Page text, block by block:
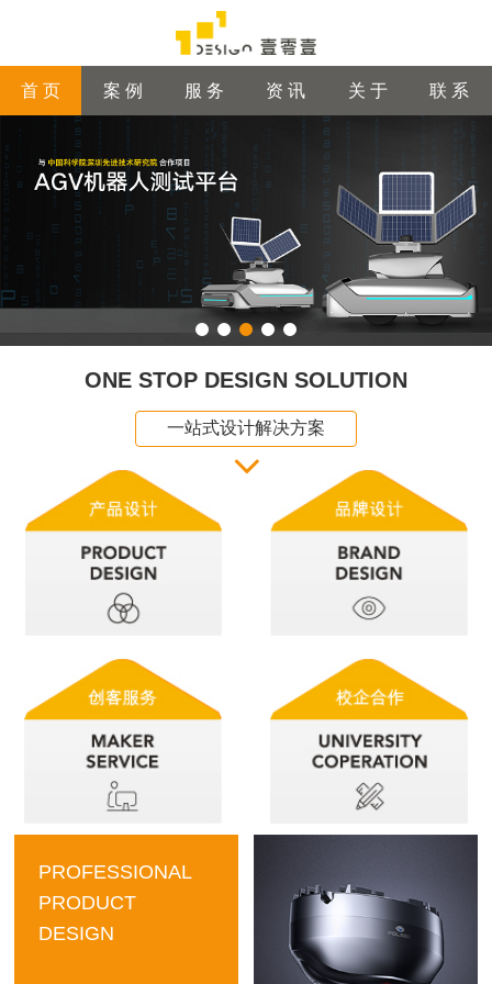
首 页 案 例 服 务 资 讯 关 于 联 系
ONE STOP DESIGN SOLUTION
一站式设计解决方案
PROFESSIONAL
PRODUCT
DESIGN